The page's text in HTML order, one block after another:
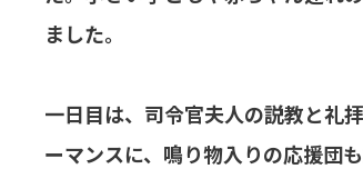
ました。
一日目は、司令官夫人の説教と礼
ーマンスに、鳴り物入りの応援団